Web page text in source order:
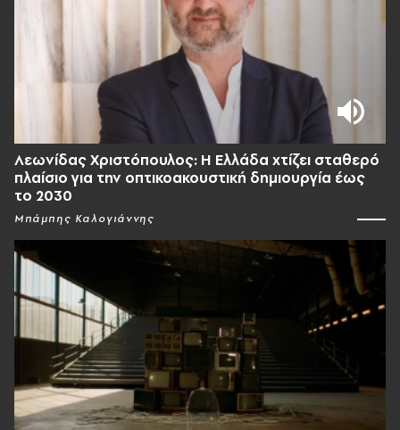
Λεωνίδας Χριστόπουλος: Η Ελλάδα χτίζει σταθερό
πλαίσιο για την οπτικοακουστική δημιουργία έως
το 2030
Μπάμπης Καλογιάννης